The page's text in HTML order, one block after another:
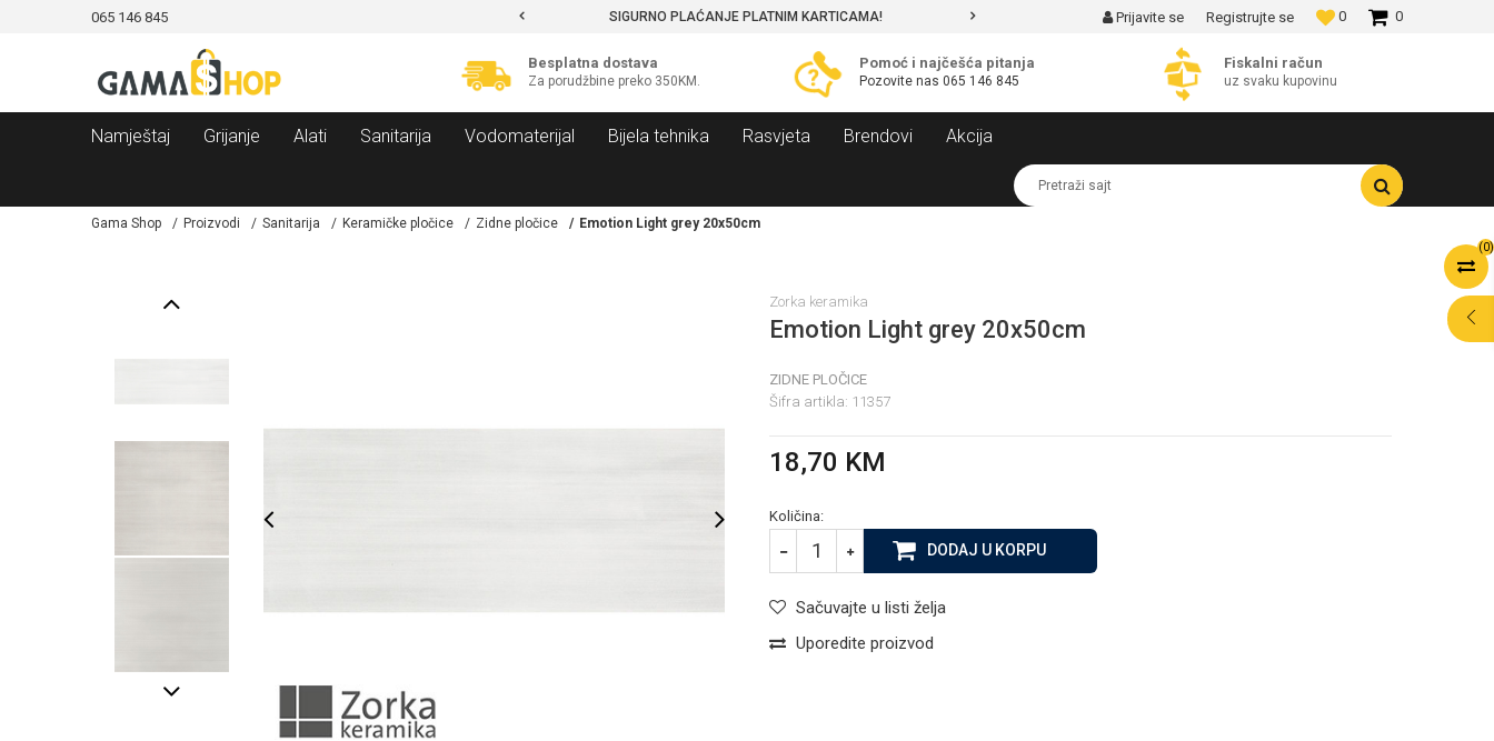
065 146 845 SIGURNO PLAĆANJE PLATNIM KARTICAMA! MOGUĆNOST BESPLATNE ISPORUKE! 0
0
Prijavite se Registrujte se
Besplatna dostava
Za porudžbine preko 350KM.
Pomoć i najčešća pitanja
Pozovite nas 065 146 845
Fiskalni račun
uz svaku kupovinu
Namještaj Grijanje Alati Sanitarija Vodomaterijal Bijela tehnika Rasvjeta Brendovi Akcija
Pretraži sajt
(0)
Gama Shop Proizvodi Sanitarija Keramičke pločice Zidne pločice Emotion Light grey 20x50cm
Zorka keramika
Emotion Light grey 20x50cm
ZIDNE PLOČICE
Šifra artikla: 11357
18,70 KM
Količina:
DODAJ U KORPU
Sačuvajte u listi želja
Uporedite proizvod